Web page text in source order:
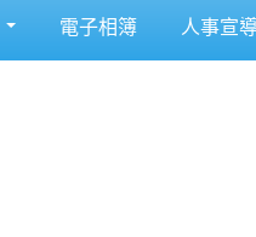
電子相簿 人事宣